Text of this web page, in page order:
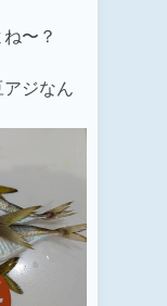
〜？
アジなん